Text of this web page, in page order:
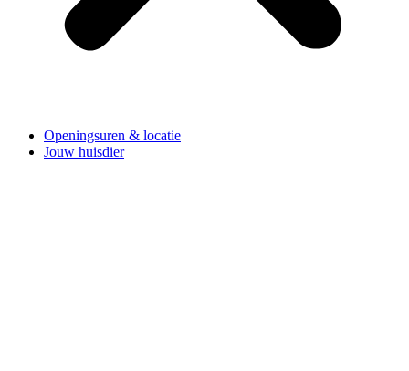
Openingsuren & locatie
Jouw huisdier